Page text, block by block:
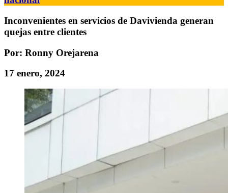
Inconvenientes en servicios de Davivienda generan
quejas entre clientes
Por: Ronny Orejarena
17 enero, 2024